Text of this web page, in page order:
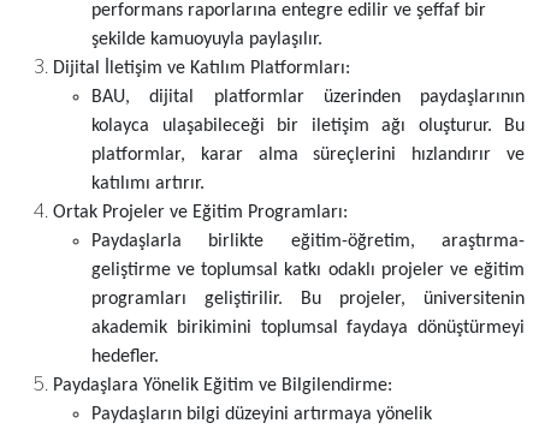
performans raporlarına entegre edilir ve şeffaf bir
şekilde kamuoyuyla paylaşılır.
Dijital İletişim ve Katılım Platformları:
BAU, dijital platformlar üzerinden paydaşlarının
kolayca ulaşabileceği bir iletişim ağı oluşturur. Bu
platformlar, karar alma süreçlerini hızlandırır ve
katılımı artırır.
Ortak Projeler ve Eğitim Programları:
Paydaşlarla birlikte eğitim-öğretim, araştırma-
geliştirme ve toplumsal katkı odaklı projeler ve eğitim
programları geliştirilir. Bu projeler, üniversitenin
akademik birikimini toplumsal faydaya dönüştürmeyi
hedefler.
Paydaşlara Yönelik Eğitim ve Bilgilendirme:
Paydaşların bilgi düzeyini artırmaya yönelik